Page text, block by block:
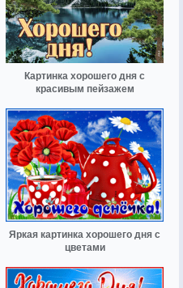
Картинка хорошего дня с
красивым пейзажем
Яркая картинка хорошего дня с
цветами